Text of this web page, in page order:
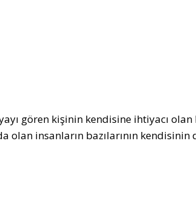
gören kişinin kendisine ihtiyacı
olan insanların bazılarının